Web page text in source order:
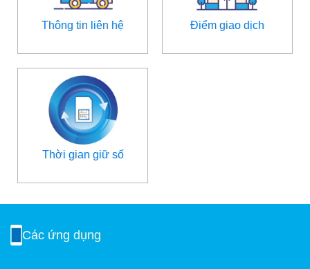
Thông tin liên hệ Điểm giao dịch
Thời gian giữ số
Các ứng dụng